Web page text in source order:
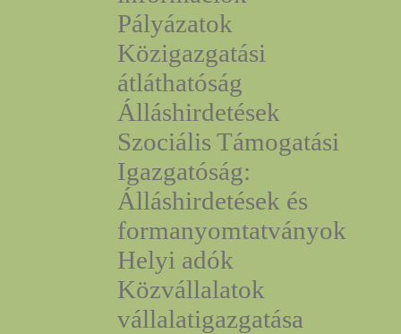
Pályázatok
Közigazgatási
átláthatóság
Álláshirdetések
Szociális Támogatási
Igazgatóság:
Álláshirdetések és
formanyomtatványok
Helyi adók
Közvállalatok
vállalatigazgatása